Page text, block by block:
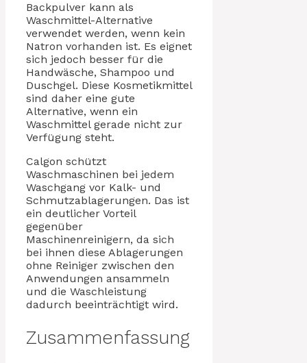
Backpulver kann als
Waschmittel-Alternative
verwendet werden, wenn kein
Natron vorhanden ist. Es eignet
sich jedoch besser für die
Handwäsche, Shampoo und
Duschgel. Diese Kosmetikmittel
sind daher eine gute
Alternative, wenn ein
Waschmittel gerade nicht zur
Verfügung steht.
Calgon schützt
Waschmaschinen bei jedem
Waschgang vor Kalk- und
Schmutzablagerungen. Das ist
ein deutlicher Vorteil
gegenüber
Maschinenreinigern, da sich
bei ihnen diese Ablagerungen
ohne Reiniger zwischen den
Anwendungen ansammeln
und die Waschleistung
dadurch beeinträchtigt wird.
Zusammenfassung